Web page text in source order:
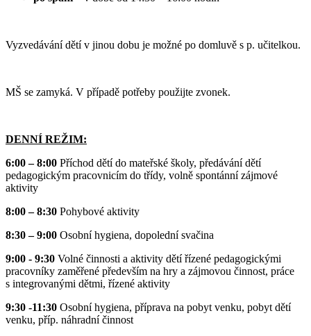
Vyzvedávání dětí v jinou dobu je možné po domluvě s p. učitelkou.
MŠ se zamyká. V případě potřeby použijte zvonek.
DENNÍ REŽIM:
6:00 – 8:00 Příchod dětí do mateřské školy, předávání dětí
pedagogickým pracovnicím do třídy, volně spontánní zájmové
aktivity
8:00 – 8:30 Pohybové aktivity
8:30 – 9:00 Osobní hygiena, dopolední svačina
9:00 - 9:30 Volné činnosti a aktivity dětí řízené pedagogickými
pracovníky zaměřené především na hry a zájmovou činnost, práce
s integrovanými dětmi, řízené aktivity
9:30 -11:30 Osobní hygiena, příprava na pobyt venku, pobyt dětí
venku, příp. náhradní činnost